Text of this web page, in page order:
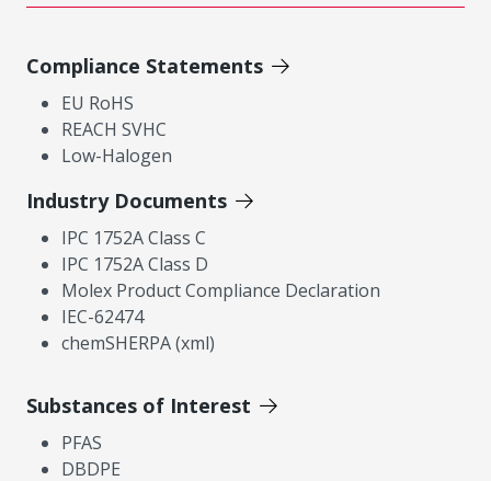
Compliance Statements
EU RoHS
REACH SVHC
Low-Halogen
Industry Documents
IPC 1752A Class C
IPC 1752A Class D
Molex Product Compliance Declaration
IEC-62474
chemSHERPA (xml)
Substances of Interest
PFAS
DBDPE